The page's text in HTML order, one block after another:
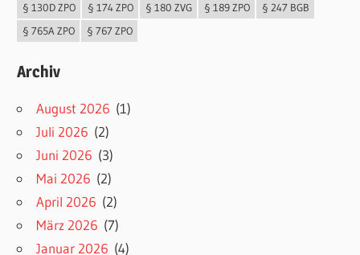
§ 130D ZPO
§ 174 ZPO § 180 ZVG § 189 ZPO
§ 247 BGB
§ 765A ZPO
§ 767 ZPO
Archiv
August 2026 (1)
Juli 2026 (2)
Juni 2026 (3)
Mai 2026 (2)
April 2026 (2)
März 2026 (7)
Januar 2026 (4)